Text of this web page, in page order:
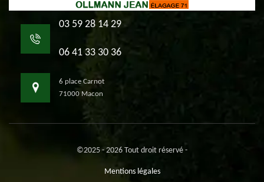
03 59 28 14 29
06 41 33 30 36
6 place Carnot
71000 Macon
©2025 - 2026 Tout droit réservé -
Mentions légales